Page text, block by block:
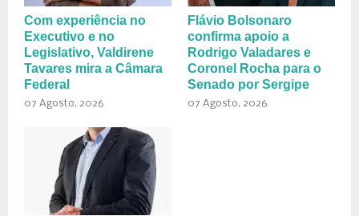
Com experiência no
Executivo e no
Legislativo, Valdirene
Tavares mira a Câmara
Federal
07 Agosto, 2026
Flávio Bolsonaro
confirma apoio a
Rodrigo Valadares e
Coronel Rocha para o
Senado por Sergipe
07 Agosto, 2026